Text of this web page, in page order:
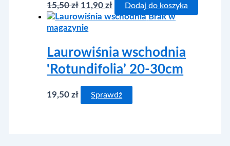
15,50zł Pierwotna
cena
wynosiła:
11,90złAktualna
cena
Dodaj do koszyka
Brak w
magazynie
Laurowiśnia wschodnia
'Rotundifolia’ 20-30cm
19,50zł Sprawdź